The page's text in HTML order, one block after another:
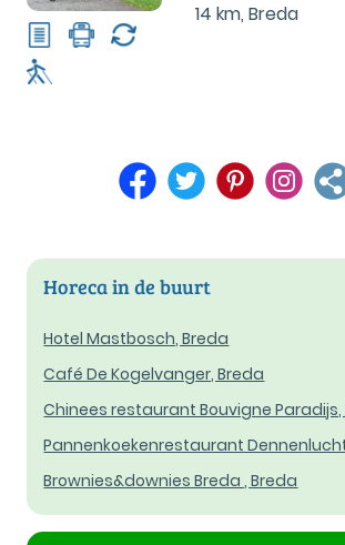
14 km,Breda
Horeca in de buurt
Hotel Mastbosch, Breda
Café De Kogelvanger, Breda
Chinees restaurant Bouvigne Paradijs,
Pannenkoekenrestaurant
Brownies&downies Breda , Breda